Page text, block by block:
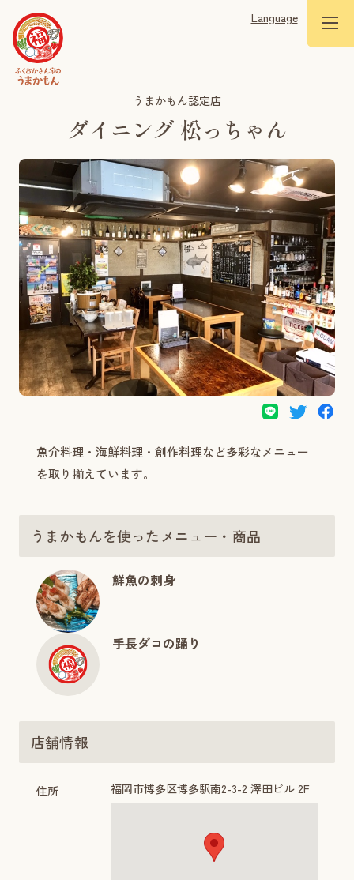
Language
うまかもん認定店
ダイニング 松っちゃん
魚介料理・海鮮料理・創作料理など多彩なメニュー
を取り揃えています。
うまかもんを使ったメニュー・商品
鮮魚の刺身
手長ダコの踊り
店舗情報
住所 福岡市博多区博多駅南2-3-2 澤田ビル 2F